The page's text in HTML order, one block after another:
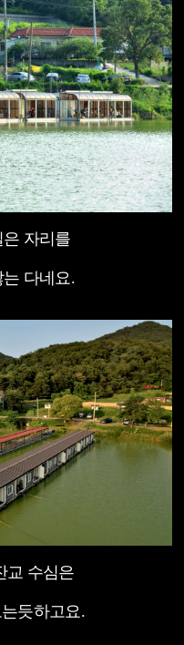
자리를
다네요.
교 수심은
듯하고요.